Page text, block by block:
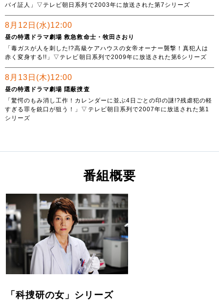
バイ証人」▽テレビ朝日系列で2003年に放送された第7シリーズ
8月12日(水)12:00
昼の特選ドラマ劇場 救急救命士・牧田さおり
「毒ガスが人を刺した!?高級ケアハウスの女帝オーナー襲撃！真犯人は
赤く変身する!!」▽テレビ朝日系列で2009年に放送された第6シリーズ
8月13日(木)12:00
昼の特選ドラマ劇場 隠蔽捜査
「驚愕のもみ消し工作！カレンダーに並ぶ4日ごとの印の謎!?残虐犯の軽
すぎる罪を銃口が狙う！」▽テレビ朝日系列で2007年に放送された第1
シリーズ
番組概要
「科捜研の女」シリーズ